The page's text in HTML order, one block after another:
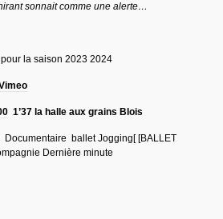
sonnait comme une alerte…
la saison 2023 2024
1’37 la halle aux grains Blois
Documentaire ballet Jogging[[BALLET
Dernière minute